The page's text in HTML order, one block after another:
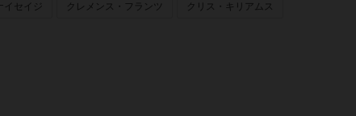
イセイジ クレメンス・フランツ クリス・キリアムス